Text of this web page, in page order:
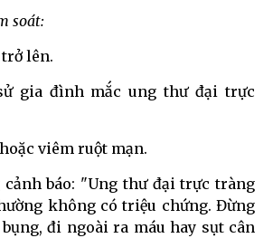
soát:
lên.
gia đình mắc ung thư đại trực
viêm ruột mạn.
cảnh báo: "Ung thư đại trực tràng
không có triệu chứng. Đừng
đi ngoài ra máu hay sụt cân